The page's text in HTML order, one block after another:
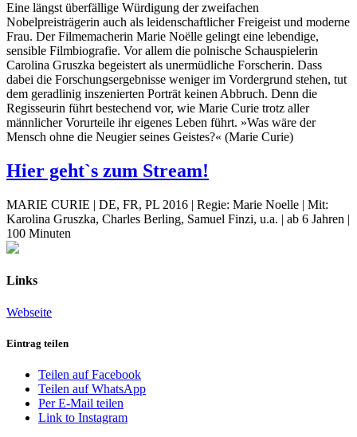
Eine längst überfällige Würdigung der zweifachen
Nobelpreisträgerin auch als leidenschaftlicher Freigeist und moderne
Frau. Der Filmemacherin Marie Noëlle gelingt eine lebendige,
sensible Filmbiografie. Vor allem die polnische Schauspielerin
Carolina Gruszka begeistert als unermüdliche Forscherin. Dass
dabei die Forschungsergebnisse weniger im Vordergrund stehen, tut
dem geradlinig inszenierten Porträt keinen Abbruch. Denn die
Regisseurin führt bestechend vor, wie Marie Curie trotz aller
männlicher Vorurteile ihr eigenes Leben führt. »Was wäre der
Mensch ohne die Neugier seines Geistes?« (Marie Curie)
Hier geht`s zum Stream!
MARIE CURIE | DE, FR, PL 2016 | Regie: Marie Noelle | Mit:
Karolina Gruszka, Charles Berling, Samuel Finzi, u.a. | ab 6 Jahren |
100 Minuten
Links
Webseite
Eintrag teilen
Teilen auf Facebook
Teilen auf WhatsApp
Per E-Mail teilen
Link to Instagram